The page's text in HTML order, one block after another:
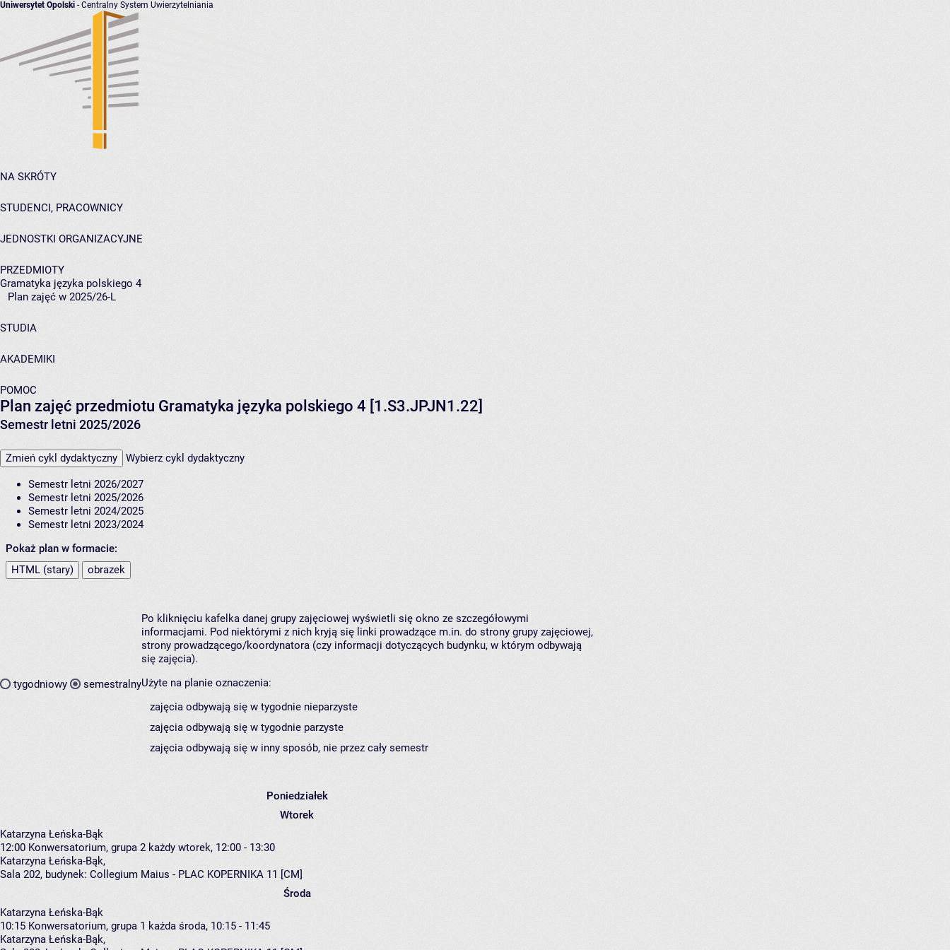
Uniwersytet Opolski - Centralny System Uwierzytelniania
NA SKRÓTY
STUDENCI, PRACOWNICY
JEDNOSTKI ORGANIZACYJNE
PRZEDMIOTY
Gramatyka języka polskiego 4
Plan zajęć w 2025/26-L
STUDIA
AKADEMIKI
POMOC
Plan zajęć przedmiotu Gramatyka języka polskiego 4 [1.S3.JPJN1.22]
Semestr letni 2025/2026
Zmień cykl dydaktyczny Wybierz cykl dydaktyczny
Semestr letni 2026/2027
Semestr letni 2025/2026
Semestr letni 2024/2025
Semestr letni 2023/2024
Pokaż plan w formacie:
HTML (stary)
obrazek
tygodniowy semestralny
Po kliknięciu kafelka danej grupy zajęciowej wyświetli się okno ze szczegółowymi
informacjami. Pod niektórymi z nich kryją się linki prowadzące m.in. do strony grupy zajęciowej,
strony prowadzącego/koordynatora (czy informacji dotyczących budynku, w którym odbywają
się zajęcia).
Użyte na planie oznaczenia:
zajęcia odbywają się w tygodnie nieparzyste
zajęcia odbywają się w tygodnie parzyste
zajęcia odbywają się w inny sposób, nie przez cały semestr
Poniedziałek
Wtorek
Katarzyna Łeńska-Bąk
12:00 Konwersatorium, grupa 2 każdy wtorek, 12:00 - 13:30
Katarzyna Łeńska-Bąk,
Sala 202, budynek: Collegium Maius - PLAC KOPERNIKA 11 [CM]
Środa
Katarzyna Łeńska-Bąk
10:15 Konwersatorium, grupa 1 każda środa, 10:15 - 11:45
Katarzyna Łeńska-Bąk,